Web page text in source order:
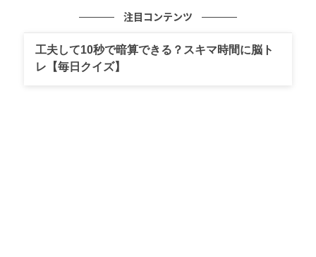
注目コンテンツ
工夫して10秒で暗算できる？スキマ時間に脳ト
レ【毎日クイズ】